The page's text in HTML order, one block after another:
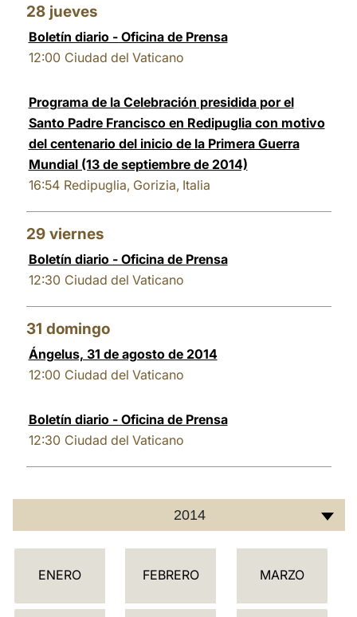
28 jueves
Boletín diario - Oficina de Prensa
12:00 Ciudad del Vaticano
Programa de la Celebración presidida por el
Santo Padre Francisco en Redipuglia con motivo
del centenario del inicio de la Primera Guerra
Mundial (13 de septiembre de 2014)
16:54 Redipuglia, Gorizia, Italia
29 viernes
Boletín diario - Oficina de Prensa
12:30 Ciudad del Vaticano
31 domingo
Ángelus, 31 de agosto de 2014
12:00 Ciudad del Vaticano
Boletín diario - Oficina de Prensa
12:30 Ciudad del Vaticano
2014
C
L
ENERO FEBRERO MARZO